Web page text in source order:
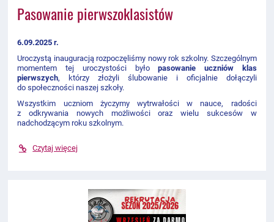
Pasowanie pierwszoklasistów
6.09.2025 r.
Uroczystą inauguracją rozpoczęliśmy nowy rok szkolny. Szczególnym
momentem tej uroczystości byłopasowanie uczniów klas
pierwszych, którzy złożyli ślubowanie i oficjalnie dołączyli
do społeczności naszej szkoły.
Wszystkim uczniom życzymy wytrwałości w nauce, radości
z odkrywania nowych możliwości oraz wielu sukcesów w
nadchodzącym roku szkolnym.
Czytaj więcej